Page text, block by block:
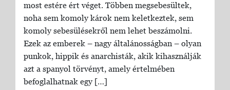
most estére ért véget. Többen megsebesültek,
noha sem komoly károk nem keletkeztek, sem
komoly sebesülésekről nem lehet beszámolni.
Ezek az emberek – nagy általánosságban – olyan
punkok, hippik és anarchisták, akik kihasználják
azt a spanyol törvényt, amely értelmében
befoglalhatnak egy […]